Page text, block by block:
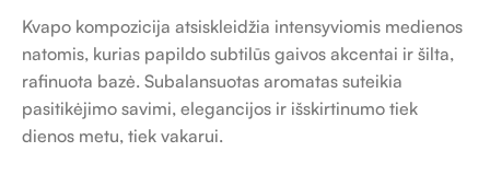
Kvapo kompozicija atsiskleidžia intensyviomis medienos
natomis, kurias papildo subtilūs gaivos akcentai ir šilta,
rafinuota bazė. Subalansuotas aromatas suteikia
pasitikėjimo savimi, elegancijos ir išskirtinumo tiek
dienos metu, tiek vakarui.